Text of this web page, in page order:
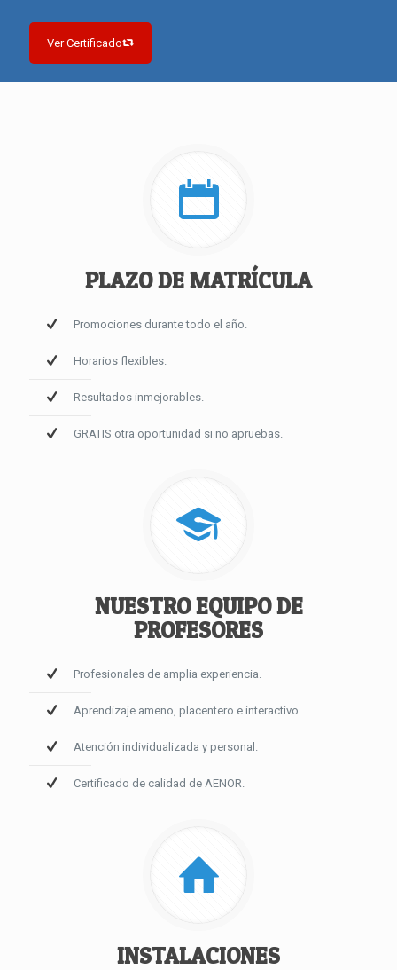
Ver Certificado
PLAZO DE MATRÍCULA
Promociones durante todo el año.
Horarios flexibles.
Resultados inmejorables.
GRATIS otra oportunidad si no apruebas.
NUESTRO EQUIPO DE
PROFESORES
Profesionales de amplia experiencia.
Aprendizaje ameno, placentero e interactivo.
Atención individualizada y personal.
Certificado de calidad de AENOR.
INSTALACIONES